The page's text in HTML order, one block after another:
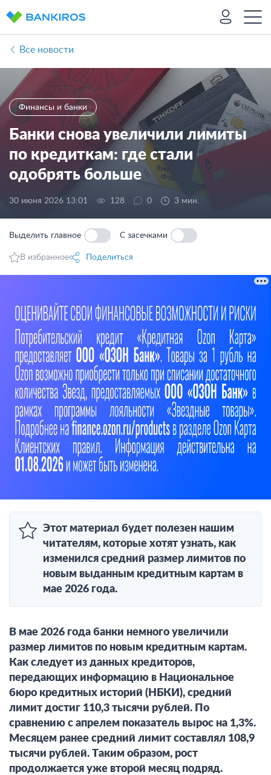
Все новости
Финансы и банки
Банки снова увеличили лимиты
по кредиткам: где стали
одобрять больше
30 июня 2026 13:01 128 0 3 мин.
Выделить главное С засечками
В избранное Поделиться
Этот материал будет полезен нашим
читателям, которые хотят узнать, как
изменился средний размер лимитов по
новым выданным кредитным картам в
мае 2026 года.
В мае 2026 года банки немного увеличили
размер лимитов по новым кредитным картам.
Как следует из данных кредиторов,
передающих информацию в Национальное
бюро кредитных историй (НБКИ), средний
лимит достиг 110,3 тысячи рублей. По
сравнению с апрелем показатель вырос на 1,3%.
Месяцем ранее средний лимит составлял 108,9
тысячи рублей. Таким образом, рост
продолжается уже второй месяц подряд.